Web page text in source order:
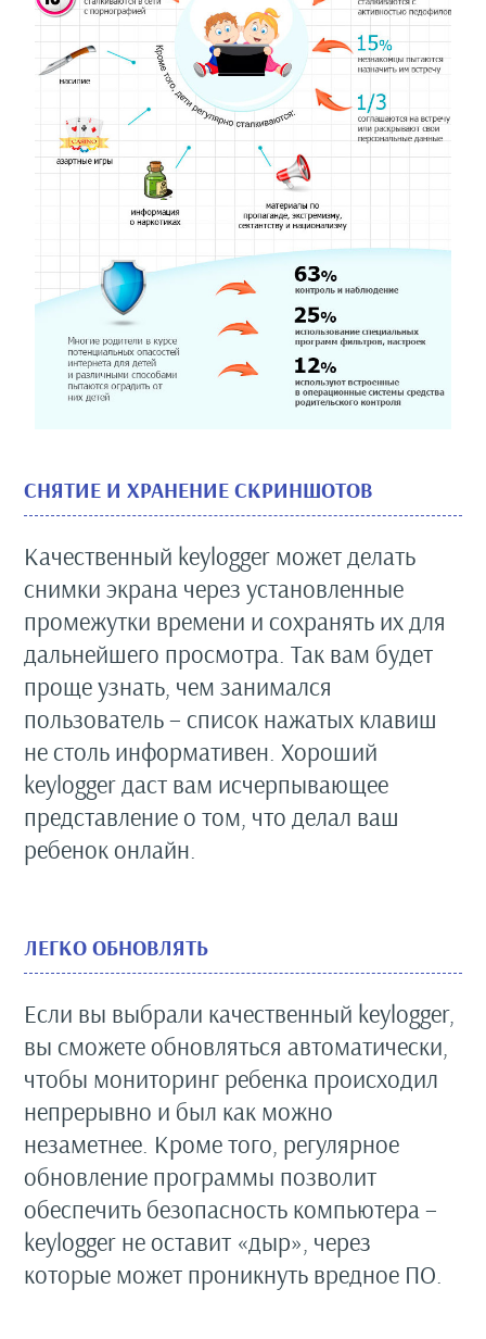
СНЯТИЕ И ХРАНЕНИЕ СКРИНШОТОВ
Качественный keylogger может делать
снимки экрана через установленные
промежутки времени и сохранять их для
дальнейшего просмотра. Так вам будет
проще узнать, чем занимался
пользователь – список нажатых клавиш
не столь информативен. Хороший
keylogger даст вам исчерпывающее
представление о том, что делал ваш
ребенок онлайн.
ЛЕГКО ОБНОВЛЯТЬ
Если вы выбрали качественный keylogger,
вы сможете обновляться автоматически,
чтобы мониторинг ребенка происходил
непрерывно и был как можно
незаметнее. Кроме того, регулярное
обновление программы позволит
обеспечить безопасность компьютера –
keylogger не оставит «дыр», через
которые может проникнуть вредное ПО.